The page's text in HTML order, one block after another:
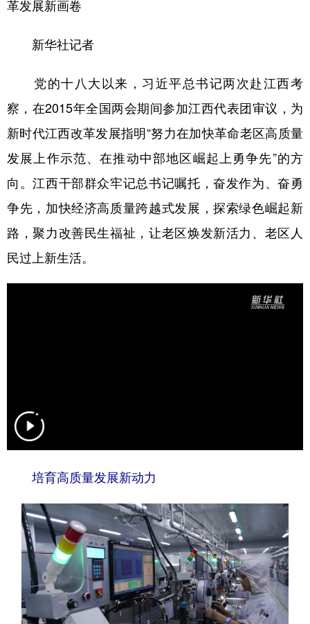
陕西
新疆
多语种频道
English Español Français عربى
Русский язык 日本語 한국어
Deutsch Português
革发展新画卷
新华社记者
党的十八大以来，习近平总书记两次赴江西考
察，在2015年全国两会期间参加江西代表团审议，为
新时代江西改革发展指明“努力在加快革命老区高质量
发展上作示范、在推动中部地区崛起上勇争先”的方
向。江西干部群众牢记总书记嘱托，奋发作为、奋勇
争先，加快经济高质量跨越式发展，探索绿色崛起新
路，聚力改善民生福祉，让老区焕发新活力、老区人
民过上新生活。
培育高质量发展新动力